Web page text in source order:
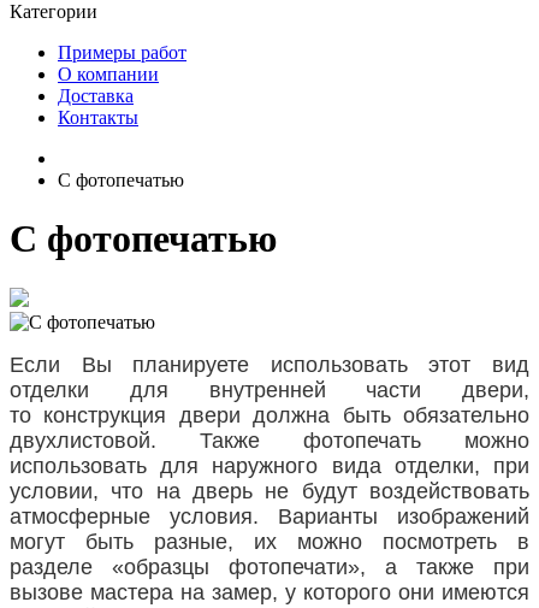
Категории
Примеры работ
О компании
Доставка
Контакты
С фотопечатью
С фотопечатью
Если Вы планируете использовать этот вид
отделки для внутренней части двери,
то конструкция двери должна быть обязательно
двухлистовой. Также фотопечать можно
использовать для наружного вида отделки, при
условии, что на дверь не будут воздействовать
атмосферные условия. Варианты изображений
могут быть разные, их можно посмотреть в
разделе «образцы фотопечати», а также при
вызове мастера на замер, у которого они имеются